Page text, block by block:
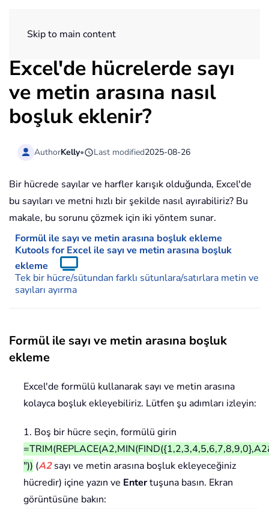
Skip to main content
Excel'de hücrelerde sayı
ve metin arasına nasıl
boşluk eklenir?
AuthorKelly• Last modified2025-08-26
Bir hücrede sayılar ve harfler karışık olduğunda, Excel'de
bu sayıları ve metni hızlı bir şekilde nasıl ayırabiliriz? Bu
makale, bu sorunu çözmek için iki yöntem sunar.
Formül ile sayı ve metin arasına boşluk ekleme
Kutools for Excel ile sayı ve metin arasına boşluk
ekleme
Tek bir hücre/sütundan farklı sütunlara/satırlara metin ve
sayıları ayırma
Formül ile sayı ve metin arasına boşluk
ekleme
Excel'de formülü kullanarak sayı ve metin arasına
kolayca boşluk ekleyebiliriz. Lütfen şu adımları izleyin:
1. Boş bir hücre seçin, formülü girin
")) (A2sayı ve metin arasına boşluk ekleyeceğiniz
hücredir) içine yazın ve Entertuşuna basın. Ekran
görüntüsüne bakın: